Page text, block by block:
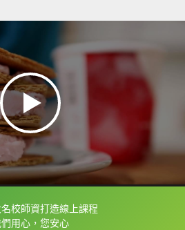
校師資打造線上課程
用心，您安心
字幕可以直接查字典喔！